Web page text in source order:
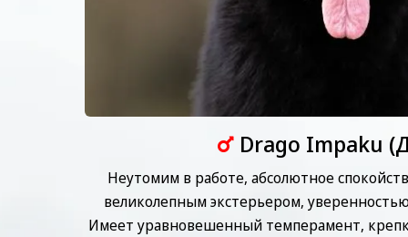
Drago Impaku
Неутомим в работе, абсолютное
великолепным экстерьером,
Имеет уравновешенный темперамент,